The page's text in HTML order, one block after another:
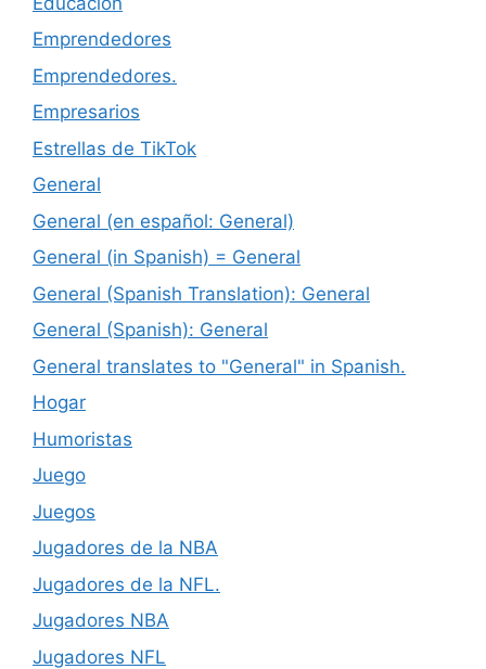
Emprendedores
Emprendedores.
Empresarios
Estrellas de TikTok
General
General (en español: General)
General (in Spanish) = General
General (Spanish Translation): General
General (Spanish): General
General translates to "General" in Spanish.
Hogar
Humoristas
Juego
Juegos
Jugadores de la NBA
Jugadores de la NFL.
Jugadores NBA
Jugadores NFL